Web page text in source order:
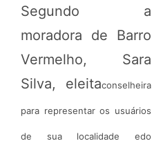
Segundo a
moradora de Barro
Vermelho, Sara
Silva, eleitaconselheira
para representar os usuários
de sua localidade edo